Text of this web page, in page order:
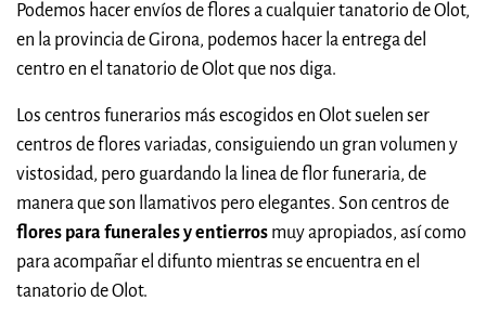
Podemos hacer envíos de flores a cualquier tanatorio de Olot,
en la provincia de Girona, podemos hacer la entrega del
centro en el tanatorio de Olot que nos diga.
Los centros funerarios más escogidos en Olot suelen ser
centros de flores variadas, consiguiendo un gran volumen y
vistosidad, pero guardando la linea de flor funeraria, de
manera que son llamativos pero elegantes. Son centros de
flores para funerales y entierros muy apropiados, así como
para acompañar el difunto mientras se encuentra en el
tanatorio de Olot.